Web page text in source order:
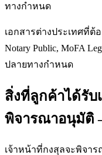
ทางกำหนด
เอกสารต่างประเทศที่ต้
Notary Public, MoFA
ปลายทางกำหนด
สิ่งที่ลูกค้าได้รับ
พิจารณาอนุมัติ
เจ้าหน้าที่กงสุลจะพิจาร